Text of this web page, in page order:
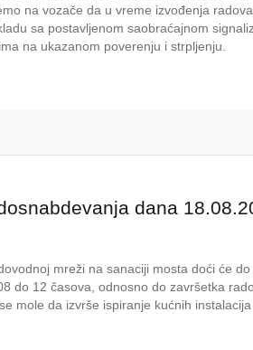
na vozače da u vreme izvođenja
sa postavljenom saobraćajnom
na ukazanom poverenju i strpljenju.
dana
mreži na sanaciji mosta doći će
do 12 časova, odnosno do završetka
mole da izvrše ispiranje kućnih